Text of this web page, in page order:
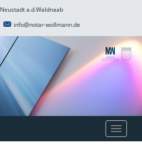
a.d.Waldnaab
info@notar-wollmann.de
Toggle